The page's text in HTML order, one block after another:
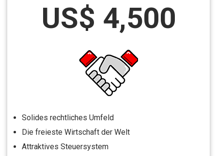
US$ 4,500
Solides rechtliches Umfeld
Die freieste Wirtschaft der Welt
Attraktives Steuersystem